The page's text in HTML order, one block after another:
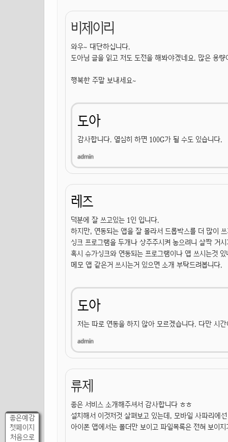
좋은예감
첫페이지
처음으로
비제이리
와우~ 대단하십니다.
도아님 글을 읽고 저도 도전을 해봐야겠네요. 많은 용
행복한 주말 보내세요~
도아
감사합니다. 열심히 하면 100G가 될 수도 있습니다.
레즈
덕분에 잘 쓰고있는 1인 입니다.
하지만, 연동되는 앱을 잘 몰라서 드롭박스를 더 많이
싱크 프로그램을 두개나 상주주시켜 놓으려니 살짝 거
혹시 슈가싱크와 연동되는 프로그램이나 앱 쓰시는것 있
메모 앱 같은거 쓰시는거 있으면 소개 부탁드려봅니다.
도아
저는 따로 연동을 하지 않아 모르겠습니다. 다만 시
류제
좋은 서비스 소개해주셔서 감사합니다 ㅎㅎ
설치해서 이것저것 살펴보고 있는데, 모바일 사파리에
아이폰 앱에서는 폴더만 보이고 파일목록은 전혀 보이